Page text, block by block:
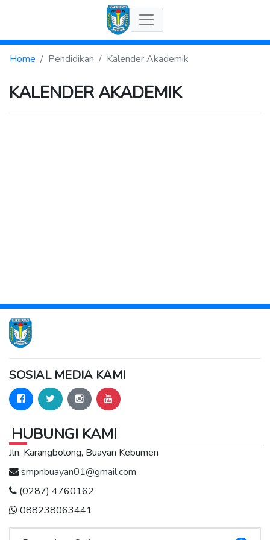
Home Pendidikan Kalender Akademik
KALENDER AKADEMIK
SOSIAL MEDIA KAMI
HUBUNGI KAMI
Jln. Karangbolong, Buayan Kebumen
smpnbuayan01@gmail.com
(0287) 4760162
088238063441